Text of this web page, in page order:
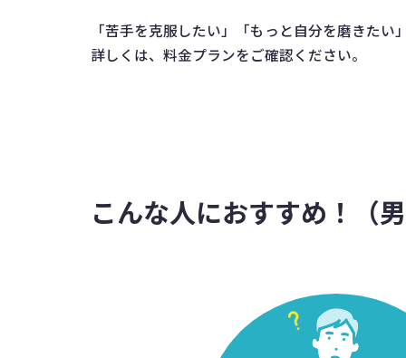
「苦手を克服したい」「もっと自分を磨きた
詳しくは、料金プランをご確認ください。
こんな人におすすめ！（